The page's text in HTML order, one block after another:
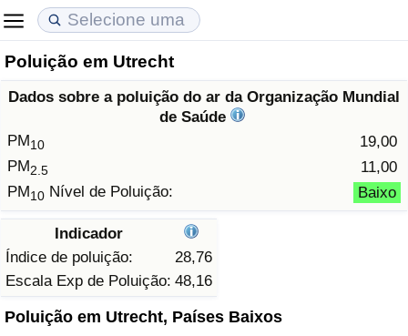
Poluição em Utrecht
Dados sobre a poluição do ar da Organização Mundial
de Saúde
PM10
19,00
PM2.5
11,00
PM10 Nível de Poluição: Baixo
Indicador
Índice de poluição:
28,76
Escala Exp de Poluição: 48,16
Poluição em Utrecht, Países Baixos
Custo de Vida
Indicador de Custo de Vida (Atual)
Indicador de Custo de Vida
em Aqaba
Preços de Imóveis
Indicador de Preços de Imóveis (Atual)
Indicador de Preços de Imóveis
Qualidade de Vida
Indicador de Qualidade de Vida
Indicador de Qualidade de Vida (Atual)
Crime
Taxa do Indicador de Crime (Atual)